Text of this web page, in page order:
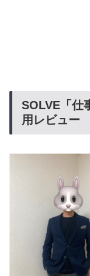
SOLVE「仕
用レビュー